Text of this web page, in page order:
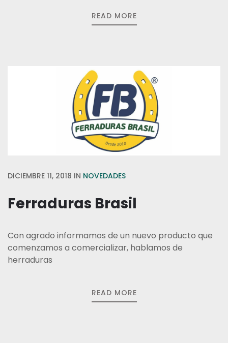
READ MORE
DICIEMBRE 11, 2018 IN NOVEDADES
Ferraduras Brasil
Con agrado informamos de un nuevo producto que
comenzamos a comercializar, hablamos de
herraduras
READ MORE